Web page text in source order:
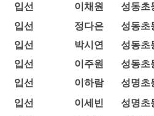
입선
이채원
성동초
입선
정다은
성동초
입선
박시연
성동초
입선
이주원
성동초
입선
이하람
성명초
입선
이세빈
성명초